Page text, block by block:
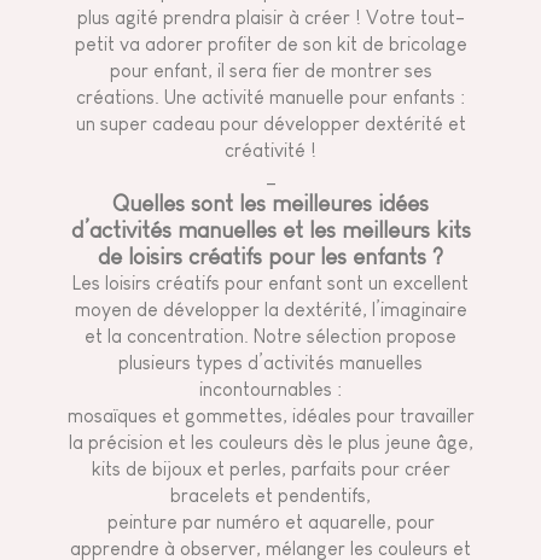
plus agité prendra plaisir à créer ! Votre tout-
petit va adorer profiter de son kit de bricolage
pour enfant, il sera fier de montrer ses
créations. Une activité manuelle pour enfants :
un super cadeau pour développer dextérité et
créativité !
Quelles sont les meilleures idées
d’activités manuelles et les meilleurs kits
de loisirs créatifs pour les enfants ?
Les loisirs créatifs pour enfant sont un excellent
moyen de développer la dextérité, l’imaginaire
et la concentration. Notre sélection propose
plusieurs types d’activités manuelles
incontournables :
mosaïques et gommettes, idéales pour travailler
la précision et les couleurs dès le plus jeune âge,
kits de bijoux et perles, parfaits pour créer
bracelets et pendentifs,
peinture par numéro et aquarelle, pour
apprendre à observer, mélanger les couleurs et